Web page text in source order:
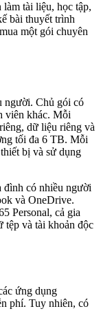
tài liệu, học tập,
bài thuyết trình
một gói chuyên
người. Chủ gói có
viên khác. Mỗi
dữ liệu riêng và
tối đa 6 TB. Mỗi
bị và sử dụng
đình có nhiều người
và OneDrive.
Personal, cả gia
tệp và tài khoản độc
ứng dụng
phí. Tuy nhiên, có